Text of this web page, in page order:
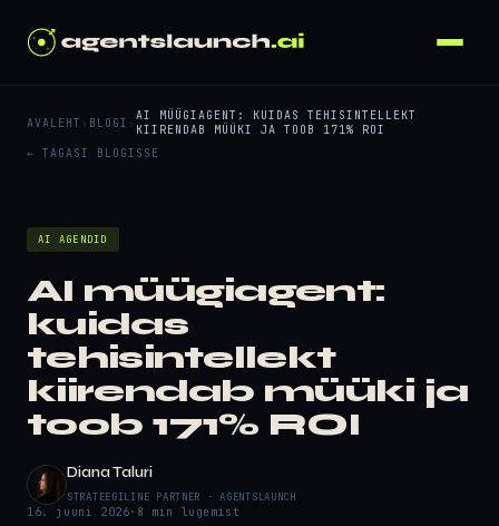
AVALEHT › BLOGI › AI MÜÜGIAGENT: KUIDAS TEHISINTELLEKT
KIIRENDAB MÜÜKI JA TOOB 171% ROI
← TAGASI BLOGISSE
AI AGENDID
AI müügiagent:
kuidas
tehisintellekt
kiirendab müüki ja
toob 171% ROI
Diana Taluri
STRATEEGILINE PARTNER · AGENTSLAUNCH
16. juuni 2026· 8 min lugemist